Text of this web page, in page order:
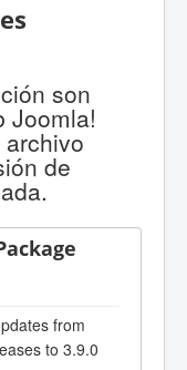
son
Joomla!
de
from
to 3.9.0